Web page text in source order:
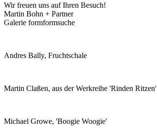
Wir freuen uns auf Ihren Besuch!
Martin Bohn + Partner
Galerie formformsuche
Andres Bally, Fruchtschale
Martin Claßen, aus der Werkreihe 'Rinden Ritzen'
Michael Growe, 'Boogie Woogie'